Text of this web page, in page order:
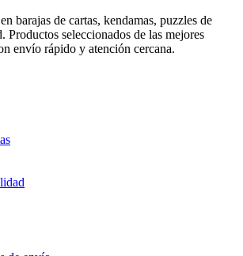
barajas de cartas, kendamas, puzzles de
Productos seleccionados de las mejores
envío rápido y atención cercana.